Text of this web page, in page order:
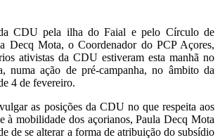
CDU pela ilha do Faial e pelo Círculo de
Decq Mota, o Coordenador do PCP Açores,
ativistas da CDU estiveram esta manhã no
numa ação de pré-campanha, no âmbito da
4 de fevereiro.
as posições da CDU no que respeita aos
à mobilidade dos açorianos, Paula Decq Mota
de se alterar a forma de atribuição do subsídio